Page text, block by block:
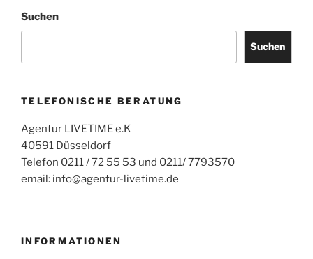
Suchen
Suchen
TELEFONISCHE BERATUNG
Agentur LIVETIME e.K
40591 Düsseldorf
Telefon 0211 / 72 55 53 und 0211/ 7793570
email: info@agentur-livetime.de
INFORMATIONEN